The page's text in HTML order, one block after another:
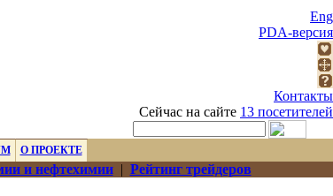
Eng
PDA-версия
Контакты
Сейчас на сайте 13 посетителей
О ПРОЕКТЕ
и нефтехимии| Рейтинг трейдеров